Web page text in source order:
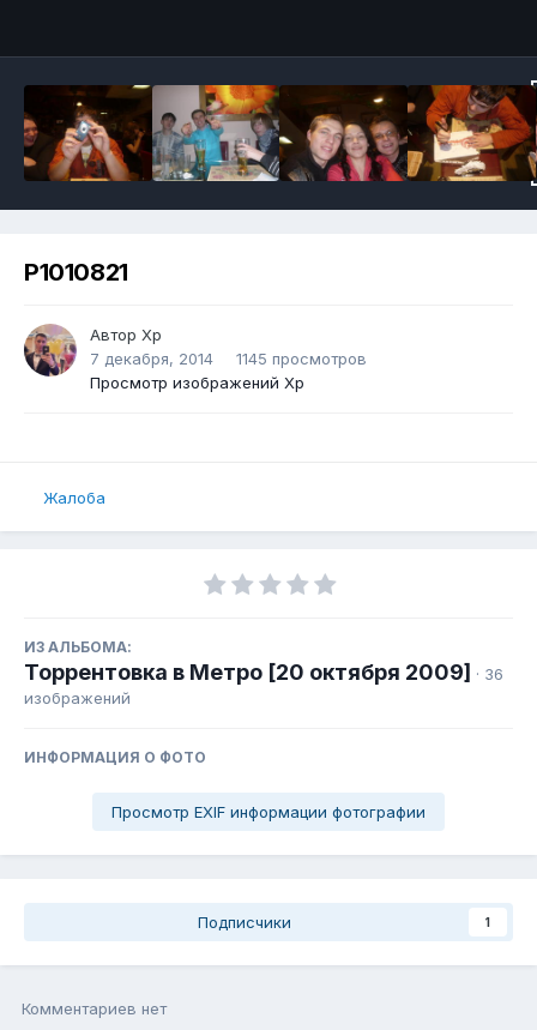
P1010821
Автор Хр
7 декабря, 2014
1145 просмотров
Просмотр изображений Хр
Жалоба
ИЗ АЛЬБОМА:
Торрентовка в Метро [20 октября 2009] · 36
изображений
ИНФОРМАЦИЯ О ФОТО
Просмотр EXIF информации фотографии
Подписчики 1
Комментариев нет